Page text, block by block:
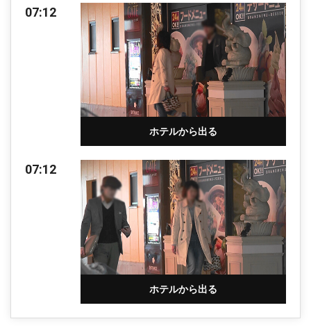
07:12
ホテルから出る
07:12
ホテルから出る